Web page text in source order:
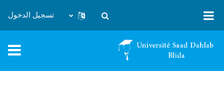
تبديل إدخال البحث
تسجيل الدخول